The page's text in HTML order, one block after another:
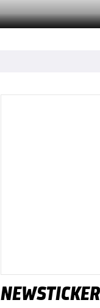
NEWSTICKER